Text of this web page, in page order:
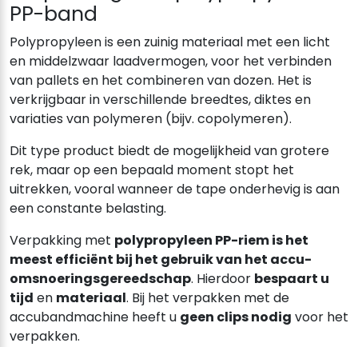
PP-band
Polypropyleen is een zuinig materiaal met een licht
en middelzwaar laadvermogen, voor het verbinden
van pallets en het combineren van dozen. Het is
verkrijgbaar in verschillende breedtes, diktes en
variaties van polymeren (bijv. copolymeren).
Dit type product biedt de mogelijkheid van grotere
rek, maar op een bepaald moment stopt het
uitrekken, vooral wanneer de tape onderhevig is aan
een constante belasting.
Verpakking met polypropyleen PP-riem is het
meest efficiënt bij het gebruik van het accu-
omsnoeringsgereedschap. Hierdoor bespaart u
tijd en materiaal. Bij het verpakken met de
accubandmachine heeft u geen clips nodig voor het
verpakken.